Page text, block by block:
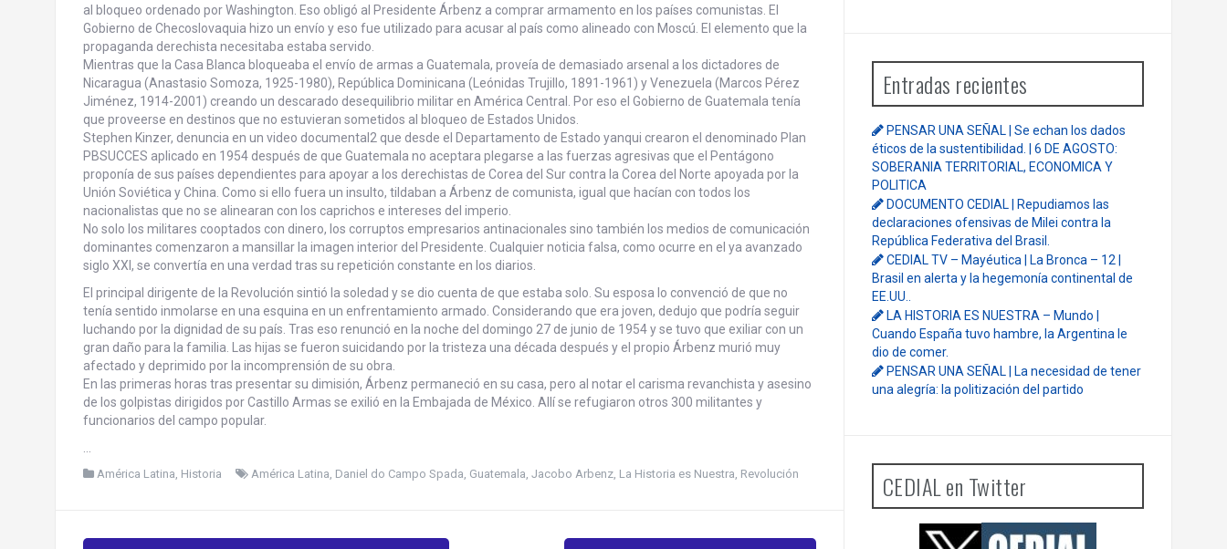
al bloqueo ordenado por Washington. Eso obligó al Presidente Árbenz a comprar armamento en los países comunistas. El
Gobierno de Checoslovaquia hizo un envío y eso fue utilizado para acusar al país como alineado con Moscú. El elemento que la
propaganda derechista necesitaba estaba servido.
Mientras que la Casa Blanca bloqueaba el envío de armas a Guatemala, proveía de demasiado arsenal a los dictadores de
Nicaragua (Anastasio Somoza, 1925-1980), República Dominicana (Leónidas Trujillo, 1891-1961) y Venezuela (Marcos Pérez
Jiménez, 1914-2001) creando un descarado desequilibrio militar en América Central. Por eso el Gobierno de Guatemala tenía
que proveerse en destinos que no estuvieran sometidos al bloqueo de Estados Unidos.
Stephen Kinzer, denuncia en un video documental2 que desde el Departamento de Estado yanqui crearon el denominado Plan
PBSUCCES aplicado en 1954 después de que Guatemala no aceptara plegarse a las fuerzas agresivas que el Pentágono
proponía de sus países dependientes para apoyar a los derechistas de Corea del Sur contra la Corea del Norte apoyada por la
Unión Soviética y China. Como si ello fuera un insulto, tildaban a Árbenz de comunista, igual que hacían con todos los
nacionalistas que no se alinearan con los caprichos e intereses del imperio.
No solo los militares cooptados con dinero, los corruptos empresarios antinacionales sino también los medios de comunicación
dominantes comenzaron a mansillar la imagen interior del Presidente. Cualquier noticia falsa, como ocurre en el ya avanzado
siglo XXI, se convertía en una verdad tras su repetición constante en los diarios.
El principal dirigente de la Revolución sintió la soledad y se dio cuenta de que estaba solo. Su esposa lo convenció de que no
tenía sentido inmolarse en una esquina en un enfrentamiento armado. Considerando que era joven, dedujo que podría seguir
luchando por la dignidad de su país. Tras eso renunció en la noche del domingo 27 de junio de 1954 y se tuvo que exiliar con un
gran daño para la familia. Las hijas se fueron suicidando por la tristeza una década después y el propio Árbenz murió muy
afectado y deprimido por la incomprensión de su obra.
En las primeras horas tras presentar su dimisión, Árbenz permaneció en su casa, pero al notar el carisma revanchista y asesino
de los golpistas dirigidos por Castillo Armas se exilió en la Embajada de México. Allí se refugiaron otros 300 militantes y
funcionarios del campo popular.
América Latina, Historia América Latina, Daniel do Campo Spada, Guatemala, Jacobo Arbenz, La Historia es Nuestra, Revolución
Entradas recientes
PENSAR UNA SEÑAL | Se echan los dados
éticos de la sustentibilidad. | 6 DE AGOSTO:
SOBERANIA TERRITORIAL, ECONOMICA Y
POLITICA
DOCUMENTO CEDIAL | Repudiamos las
declaraciones ofensivas de Milei contra la
República Federativa del Brasil.
CEDIAL TV – Mayéutica | La Bronca – 12 |
Brasil en alerta y la hegemonía continental de
EE.UU..
LA HISTORIA ES NUESTRA – Mundo |
Cuando España tuvo hambre, la Argentina le
dio de comer.
PENSAR UNA SEÑAL | La necesidad de tener
una alegría: la politización del partido
CEDIAL en Twitter